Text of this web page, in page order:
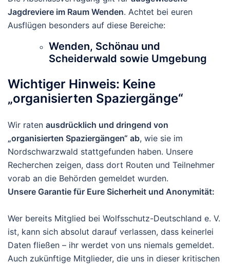
Jagdreviere im Raum Wenden. Achtet bei euren
Ausflügen besonders auf diese Bereiche:
Wenden, Schönau und
Scheiderwald sowie Umgebung
Wichtiger Hinweis: Keine
„organisierten Spaziergänge“
Wir raten ausdrücklich und dringend von
„organisierten Spaziergängen“ ab, wie sie im
Nordschwarzwald stattgefunden haben. Unsere
Recherchen zeigen, dass dort Routen und Teilnehmer
vorab an die Behörden gemeldet wurden.
Unsere Garantie für Eure Sicherheit und Anonymität:
Wer bereits Mitglied bei Wolfsschutz-Deutschland e. V.
ist, kann sich absolut darauf verlassen, dass keinerlei
Daten fließen – ihr werdet von uns niemals gemeldet.
Auch zukünftige Mitglieder, die uns in dieser kritischen